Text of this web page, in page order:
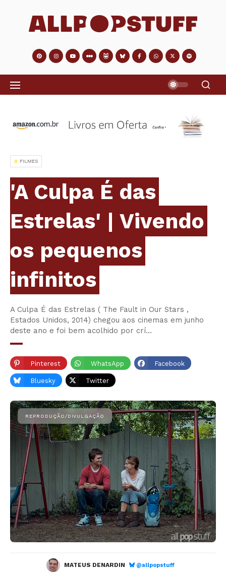
FILMES
'A Culpa É das
Estrelas' | Vivendo
os pequenos
infinitos
A Culpa É das Estrelas ( The Fault in Our Stars ,
Estados Unidos, 2014) chegou aos cinemas em junho
deste ano e foi bem acolhido por crí…
Pinterest WhatsApp Facebook
Bluesky Twitter
MATEUS DENARDIN @allpopstuff